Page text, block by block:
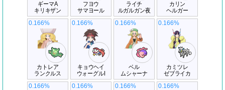
ギーマA
キリキザン
フヨウ
サマヨール
ライチ
ルガルガン夜
カリン
ヘルガー
カトレア
ランクルス
0.166%
キョウヘイ
ウォーグルI
0.166%
ベル
ムシャーナ
0.166%
カミツレ
ゼブライカ
0.166%
0.166% 0.166% 0.166% 0.166%